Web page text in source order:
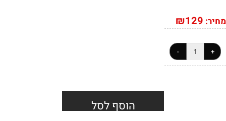
מחיר: ₪129
הוסף לסל